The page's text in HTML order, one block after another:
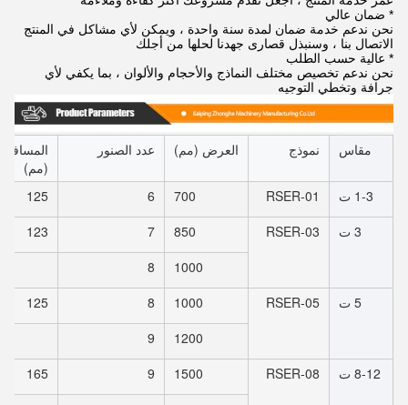
* ضمان عالي
نحن ندعم خدمة ضمان لمدة سنة واحدة ، ويمكن لأي مشاكل في المنتج
الاتصال بنا ، وسنبذل قصارى جهدنا لحلها من أجلك
* عالية حسب الطلب
نحن ندعم تخصيص مختلف النماذج والأحجام والألوان ، بما يكفي لأي
جرافة وتخطي التوجيه
مقاس نموذج العرض (مم) عدد الصنور
(مم)
1-3 ت
RSER-01
700
6
125
3 ت
RSER-03
850
7
123
1000
8
5 ت
RSER-05
1000
8
125
1200
9
8-12 ت
RSER-08
1500
9
165